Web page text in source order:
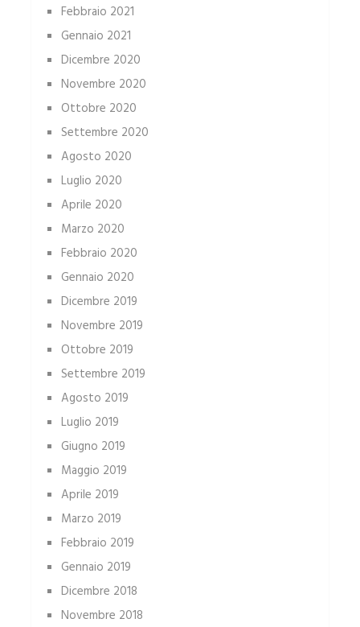
Febbraio 2021
Gennaio 2021
Dicembre 2020
Novembre 2020
Ottobre 2020
Settembre 2020
Agosto 2020
Luglio 2020
Aprile 2020
Marzo 2020
Febbraio 2020
Gennaio 2020
Dicembre 2019
Novembre 2019
Ottobre 2019
Settembre 2019
Agosto 2019
Luglio 2019
Giugno 2019
Maggio 2019
Aprile 2019
Marzo 2019
Febbraio 2019
Gennaio 2019
Dicembre 2018
Novembre 2018